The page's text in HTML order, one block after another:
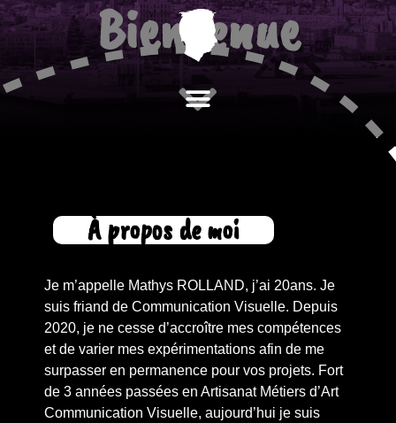
Bienvenue
À propos de moi
Je m’appelle Mathys ROLLAND, j’ai 20ans. Je
suis friand de Communication Visuelle. Depuis
2020, je ne cesse d’accroître mes compétences
et de varier mes expérimentations afin de me
surpasser en permanence pour vos projets. Fort
de 3 années passées en Artisanat Métiers d’Art
Communication Visuelle, aujourd’hui je suis